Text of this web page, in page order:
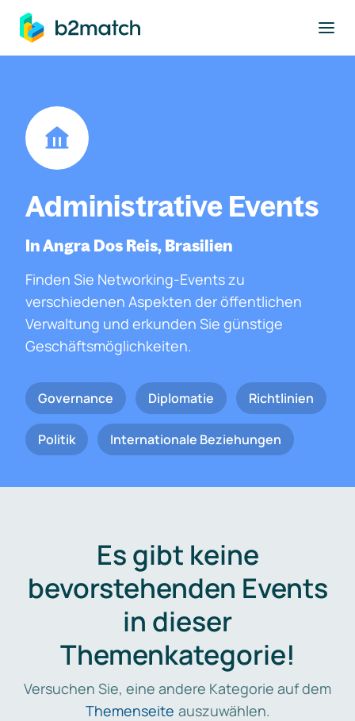
springen
Administrative Events
In Angra Dos Reis, Brasilien
Finden Sie Networking-Events zu
verschiedenen Aspekten der öffentlichen
Verwaltung und erkunden Sie günstige
Geschäftsmöglichkeiten.
Governance Diplomatie Richtlinien
Politik Internationale Beziehungen
Es gibt keine
bevorstehenden Events
in dieser
Themenkategorie!
Versuchen Sie, eine andere Kategorie auf dem
Themenseite auszuwählen.